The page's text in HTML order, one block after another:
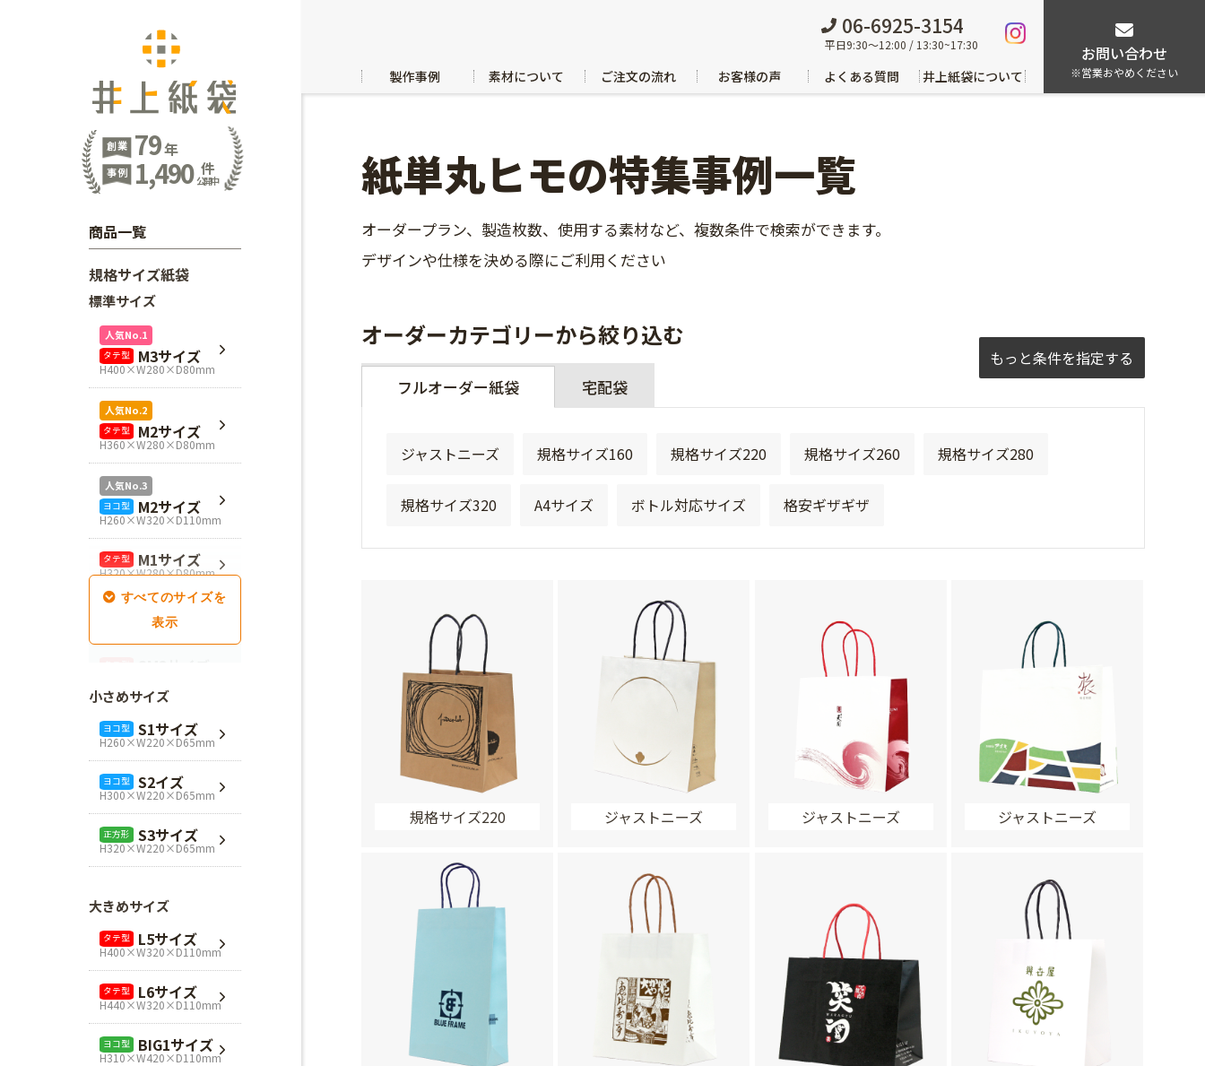
お問い合わせ
※営業おやめください
06-6925-3154
平日9:30～12:00 / 13:30~17:30
製作事例 素材について ご注文の流れ お客様の声 よくある質問 井上紙袋について
紙単丸ヒモの特集事例一覧
オーダープラン、製造枚数、使用する素材など、複数条件で検索ができます。
デザインや仕様を決める際にご利用ください
オーダーカテゴリーから絞り込む
フルオーダー紙袋 宅配袋
ジャストニーズ 規格サイズ160 規格サイズ220 規格サイズ260 規格サイズ280
規格サイズ320 A4サイズ ボトル対応サイズ 格安ギザギザ
もっと条件を指定する
規格サイズ220 ジャストニーズ ジャストニーズ ジャストニーズ
創業 79年
事例 1,490 件
公開中
商品一覧
規格サイズ紙袋
標準サイズ
人気No.1
タテ型 M3サイズ
H400×W280×D80mm
人気No.2
タテ型 M2サイズ
H360×W280×D80mm
人気No.3
ヨコ型 M2サイズ
H260×W320×D110mm
タテ型 M1サイズ
H320×W280×D80mm
SM1サイズ
H280×W260×D100mm
SM3サイズ
H360×W260×D100mm
L4サイズ
H360×W320×D110mm
L1サイズ
H240×W320×D110mm
正方形 Mスクエア
H280×W280×D80mm
正方形 Lスクエア
H320×W320×D110mm
小さめサイズ
ヨコ型 S1サイズ
H260×W220×D65mm
ヨコ型 S2イズ
H300×W220×D65mm
正方形 S3サイズ
H320×W220×D65mm
大きめサイズ
タテ型 L5サイズ
H400×W320×D110mm
タテ型 L6サイズ
H440×W320×D110mm
ヨコ型 BIG1サイズ
H310×W420×D110mm